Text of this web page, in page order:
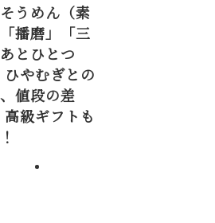
三大そうめん（素
麺）「播磨」「三
輪」あとひとつ
は？ ひやむぎとの
違い、値段の差
は？ 高級ギフトも